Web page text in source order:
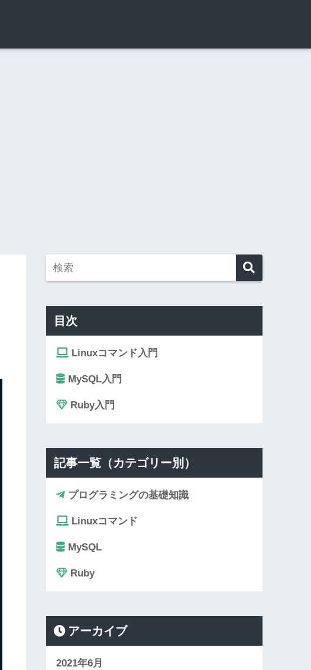
目次
Linuxコマンド入門
MySQL入門
Ruby入門
記事一覧（カテゴリー別）
プログラミングの基礎知識
Linuxコマンド
MySQL
Ruby
アーカイブ
2021年6月